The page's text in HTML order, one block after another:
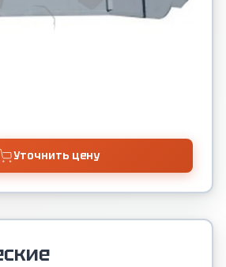
Уточнить цену